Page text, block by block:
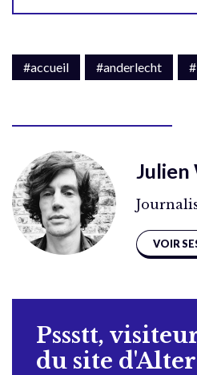
#accueil #anderlecht
Julien
VOIR
Pssstt,
du site